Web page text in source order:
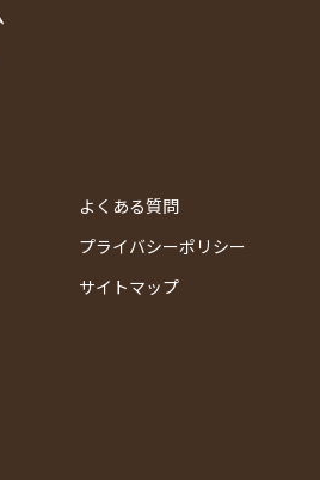
よくある質問
プライバシーポリシー
サイトマップ